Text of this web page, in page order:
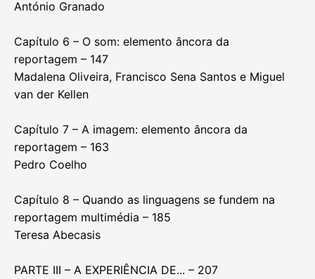
António Granado
Capítulo 6 – O som: elemento âncora da
reportagem – 147
Madalena Oliveira, Francisco Sena Santos e Miguel
van der Kellen
Capítulo 7 – A imagem: elemento âncora da
reportagem – 163
Pedro Coelho
Capítulo 8 – Quando as linguagens se fundem na
reportagem multimédia – 185
Teresa Abecasis
PARTE III – A EXPERIÊNCIA DE... – 207